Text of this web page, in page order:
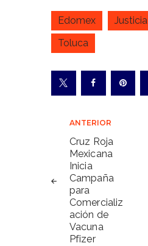
Edomex Justicia
Toluca
Navegación
de
entradas
ANTERIOR
Cruz Roja
Mexicana
Inicia
Campaña
para
Comercializ
ación de
Vacuna
Pfizer